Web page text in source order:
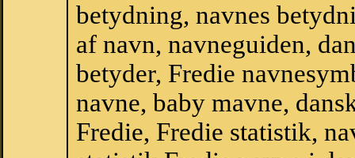
betydning, navnes
af navn, navneguiden,
betyder, Fredie
navne, baby mavne,
Fredie, Fredie statistik,